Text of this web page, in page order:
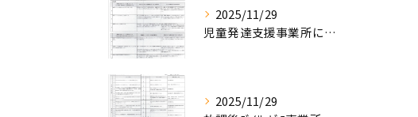
2025/11/29
児童発達支援事業所における自己評価結果①
2025/11/29